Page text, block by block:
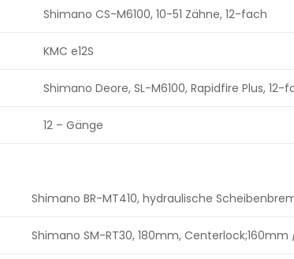
Shimano CS-M6100, 10-51 Zähne, 12-fach
KMC e12S
Shimano Deore, SL-M6100, Rapidfire Plus, 12-
12 – Gänge
Shimano BR-MT410, hydraulische
Shimano SM-RT30, 180mm, Centerlock;160mm